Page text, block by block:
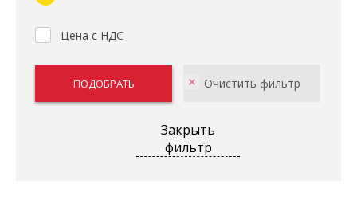
Цена с НДС
Закрыть
фильтр